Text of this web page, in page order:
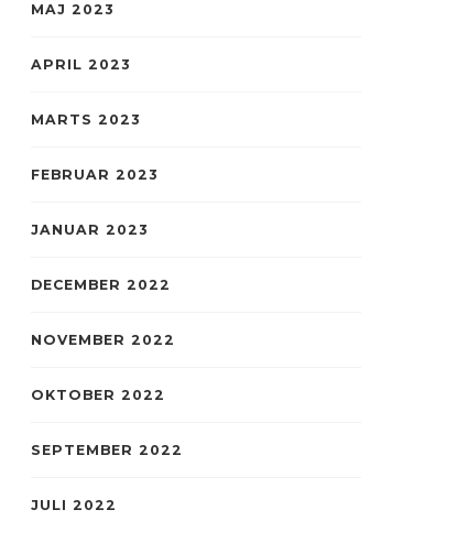
MAJ 2023
APRIL 2023
MARTS 2023
FEBRUAR 2023
JANUAR 2023
DECEMBER 2022
NOVEMBER 2022
OKTOBER 2022
SEPTEMBER 2022
JULI 2022